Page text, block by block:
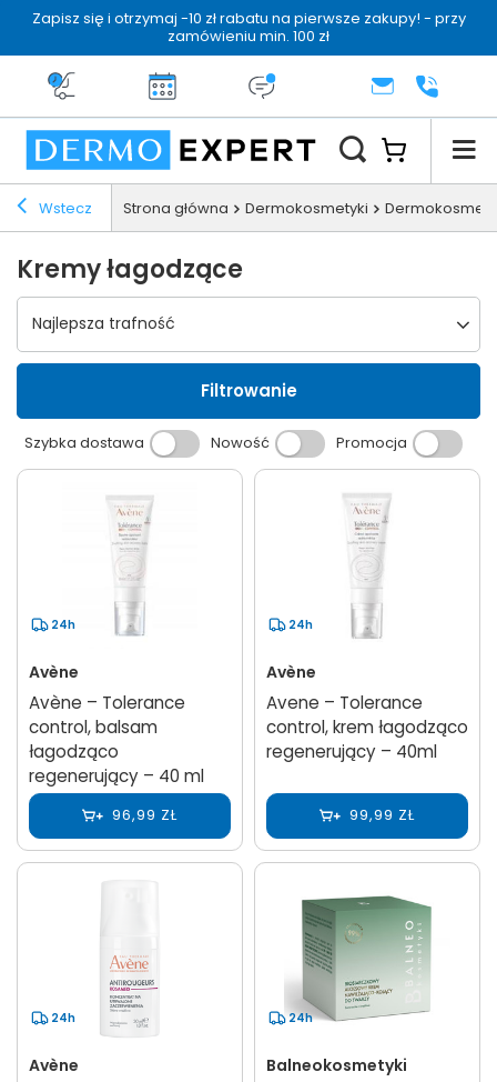
Zapisz się i otrzymaj -10 zł rabatu na pierwsze zakupy! - przy
zamówieniu min. 100 zł
Darmowa dostawa od 199 zł
14 dni na zwrotDermo konsultacjaKONTAKT+48 222
Wstecz Strona główna Dermokosmetyki
Kremy łagodzące
Wybierz sortowanie
Najlepsza trafność
Filtrowanie
Szybka dostawa Nowość Promocja
24h
Avène
Avène – Tolerance
control, balsam
łagodząco
regenerujący – 40 ml
96,99 ZŁ
24h
Avène
Avene – Tolerance
control, krem łagodząco
regenerujący – 40ml
99,99 ZŁ
24h
Avène
24h
Balneokosmetyki